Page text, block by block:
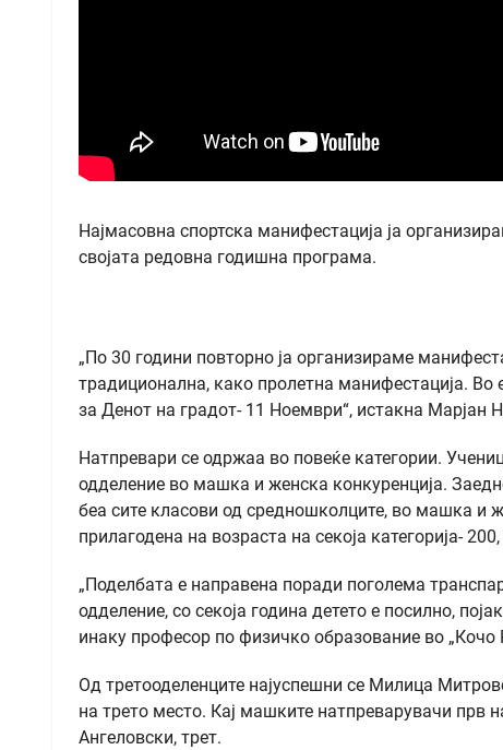
Најмасовна спортска манифестација ја
својата редовна годишна програма.
„По 30 години повторно ја организираме
традиционална, како пролетна манифестација.
за Денот на градот- 11 Ноември“, истакна Марјан
Натпревари се одржаа во повеќе категории.
одделение во машка и женска конкуренција.
беа сите класови од средношколците, во машка и
прилагодена на возраста на секоја категорија-
„Поделбата е направена поради поголема
одделение, со секоја година детето е посилно,
инаку професор по физичко образование во „Кочо
Од третооделенците најуспешни се Милица
на трето место. Кај машките натпреварувачи прв
Ангеловски, трет.